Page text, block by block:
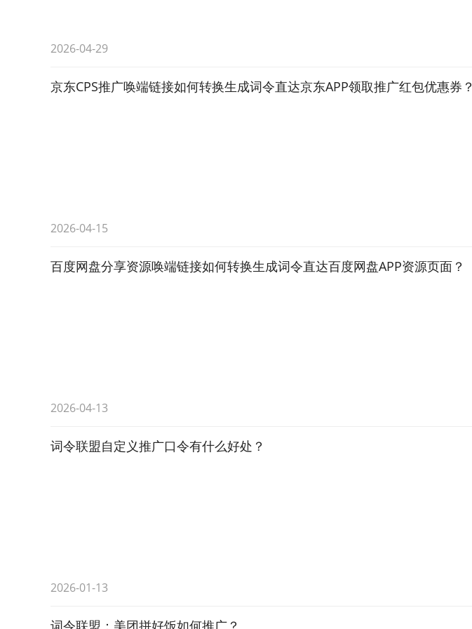
2026-04-29
京东CPS推广唤端链接如何转换生成词令直达京东APP领取推广红包优惠券？
2026-04-15
百度网盘分享资源唤端链接如何转换生成词令直达百度网盘APP资源页面？
2026-04-13
词令联盟自定义推广口令有什么好处？
2026-01-13
词令联盟：美团拼好饭如何推广？